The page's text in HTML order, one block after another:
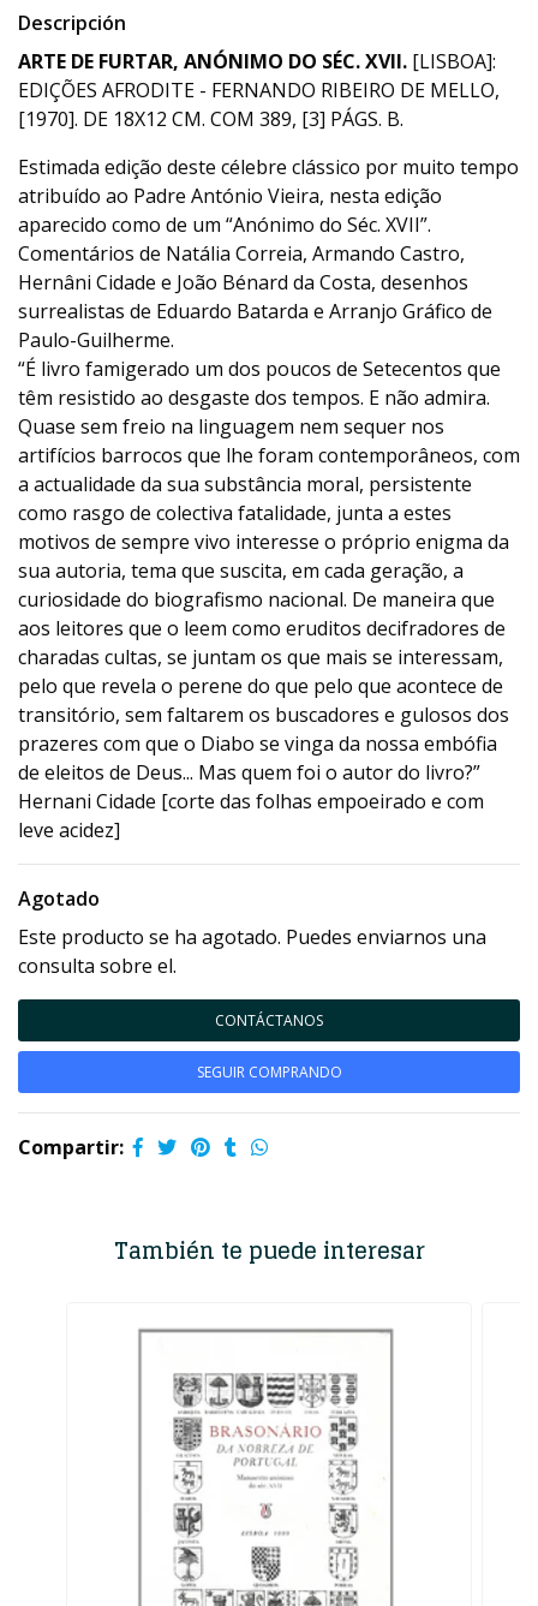
Descripción
ARTE DE FURTAR, ANÓNIMO DO SÉC. XVII. [LISBOA]:
EDIÇÕES AFRODITE - FERNANDO RIBEIRO DE MELLO,
[1970]. DE 18X12 CM. COM 389, [3] PÁGS. B.
Estimada edição deste célebre clássico por muito tempo
atribuído ao Padre António Vieira, nesta edição
aparecido como de um “Anónimo do Séc. XVII”.
Comentários de Natália Correia, Armando Castro,
Hernâni Cidade e João Bénard da Costa, desenhos
surrealistas de Eduardo Batarda e Arranjo Gráfico de
Paulo-Guilherme.
“É livro famigerado um dos poucos de Setecentos que
têm resistido ao desgaste dos tempos. E não admira.
Quase sem freio na linguagem nem sequer nos
artifícios barrocos que lhe foram contemporâneos, com
a actualidade da sua substância moral, persistente
como rasgo de colectiva fatalidade, junta a estes
motivos de sempre vivo interesse o próprio enigma da
sua autoria, tema que suscita, em cada geração, a
curiosidade do biografismo nacional. De maneira que
aos leitores que o leem como eruditos decifradores de
charadas cultas, se juntam os que mais se interessam,
pelo que revela o perene do que pelo que acontece de
transitório, sem faltarem os buscadores e gulosos dos
prazeres com que o Diabo se vinga da nossa embófia
de eleitos de Deus... Mas quem foi o autor do livro?”
Hernani Cidade [corte das folhas empoeirado e com
leve acidez]
Agotado
Este producto se ha agotado. Puedes enviarnos una
consulta sobre el.
CONTÁCTANOS
SEGUIR COMPRANDO
Compartir:
También te puede interesar